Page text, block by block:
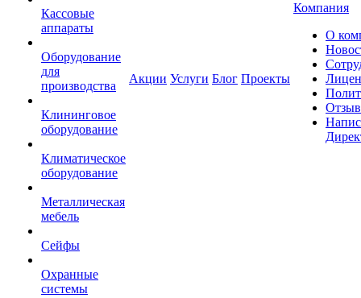
Кассовые
аппараты
Оборудование
для
производства
Клининговое
оборудование
Климатическое
оборудование
Металлическая
мебель
Сейфы
Охранные
системы
Акции Услуги Блог Проекты
Компания
О